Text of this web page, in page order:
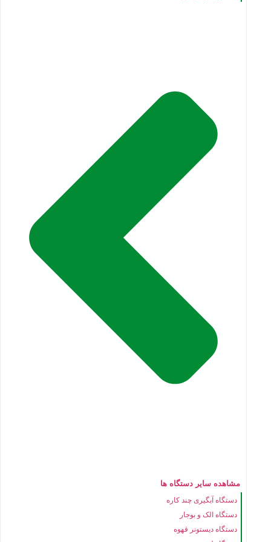
مشاهده سایر دستگاه ها
دستگاه آبگیری چند کاره
دستگاه الک و بوجار
دستگاه دیستونر قهوه